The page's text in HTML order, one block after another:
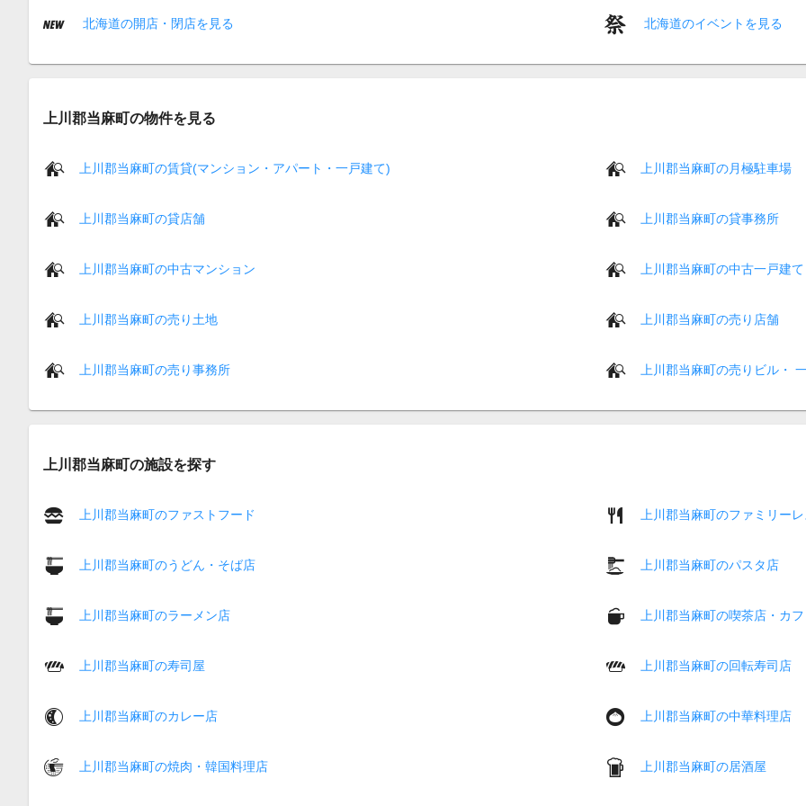
北海道の開店・閉店を見る 北海道のイベントを見る
上川郡当麻町の物件を見る
上川郡当麻町の賃貸(マンション・アパート・一戸建て) 上川郡当麻町の月極駐車場
上川郡当麻町の貸店舗 上川郡当麻町の貸事務所
上川郡当麻町の中古マンション 上川郡当麻町の中古一戸建て
上川郡当麻町の売り土地 上川郡当麻町の売り店舗
上川郡当麻町の売り事務所 上川郡当麻町の売りビル・
上川郡当麻町の施設を探す
上川郡当麻町のファストフード 上川郡当麻町のファミリー
上川郡当麻町のうどん・そば店 上川郡当麻町のパスタ店
上川郡当麻町のラーメン店 上川郡当麻町の喫茶店・カフ
上川郡当麻町の寿司屋 上川郡当麻町の回転寿司店
上川郡当麻町のカレー店 上川郡当麻町の中華料理店
上川郡当麻町の焼肉・韓国料理店 上川郡当麻町の居酒屋